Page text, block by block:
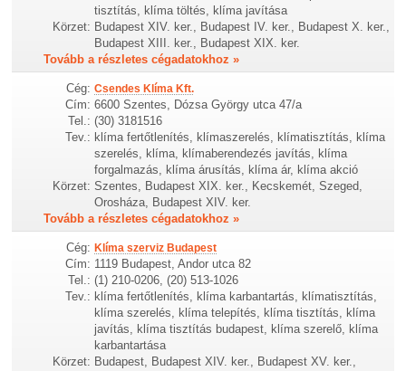
tisztítás, klíma töltés, klíma javítása
Körzet: Budapest XIV. ker., Budapest IV. ker., Budapest X. ker.,
Budapest XIII. ker., Budapest XIX. ker.
Tovább a részletes cégadatokhoz »
Cég: Csendes Klíma Kft.
Cím: 6600 Szentes, Dózsa György utca 47/a
Tel.: (30) 3181516
Tev.: klíma fertőtlenítés, klímaszerelés, klímatisztítás, klíma
szerelés, klíma, klímaberendezés javítás, klíma
forgalmazás, klíma árusítás, klíma ár, klíma akció
Körzet: Szentes, Budapest XIX. ker., Kecskemét, Szeged,
Orosháza, Budapest XIV. ker.
Tovább a részletes cégadatokhoz »
Cég: Klíma szerviz Budapest
Cím: 1119 Budapest, Andor utca 82
Tel.: (1) 210-0206, (20) 513-1026
Tev.: klíma fertőtlenítés, klíma karbantartás, klímatisztítás,
klíma szerelés, klíma telepítés, klíma tisztítás, klíma
javítás, klíma tisztítás budapest, klíma szerelő, klíma
karbantartása
Körzet: Budapest, Budapest XIV. ker., Budapest XV. ker.,